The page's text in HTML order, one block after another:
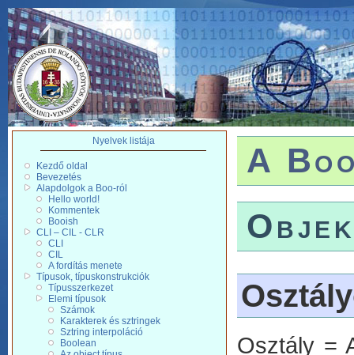
Nyelvek listája
Kezdő oldal
Bevezetés
Alapdolgok a Boo-ról
Hello world!
Kommentek
Booish
CLI – CIL - CLR
CLI
CIL
A fordítás menete
Típusok, típuskonstrukciók
Típusszerkezet
Elemi típusok
Számok
Karakterek és sztringek
Sztring interpoláció
Boolean
A
Osztály =